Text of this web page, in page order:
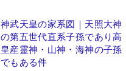
神武天皇の家系図｜天照大神
の第五世代直系子孫であり高
皇産霊神・山神・海神の子孫
でもある件